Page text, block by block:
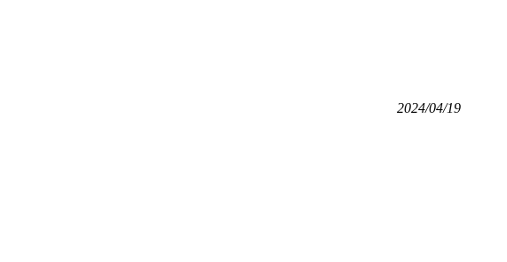
2024/04/19